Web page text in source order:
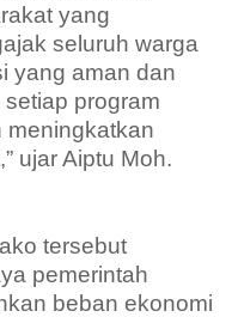
yang
seluruh warga
yang aman dan
program
meningkatkan
ujar Aiptu Moh.
tersebut
pemerintah
beban ekonomi